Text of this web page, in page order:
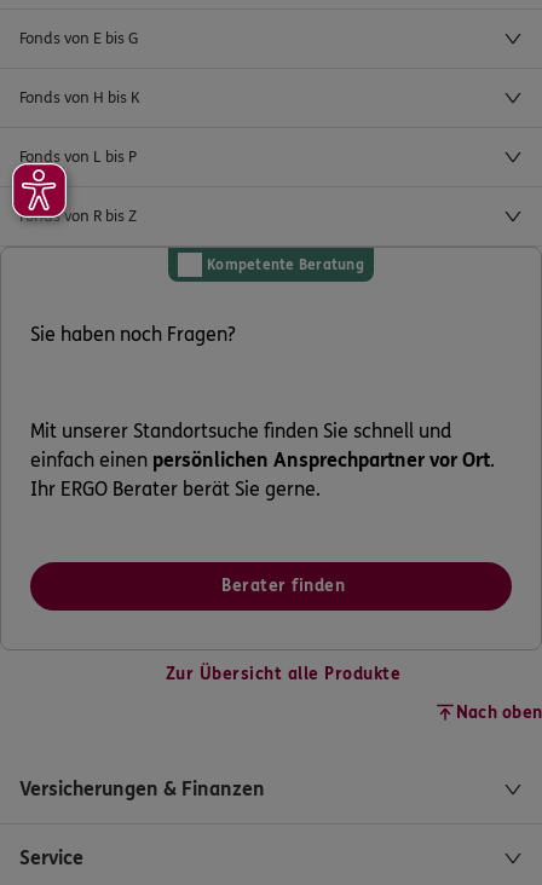
Fonds von E bis G
Fonds von H bis K
Fonds von L bis P
Fonds von R bis Z
Kompetente Beratung
Sie haben noch Fragen?
Mit unserer Standortsuche finden Sie schnell und
einfach einen persönlichen Ansprechpartner vor Ort.
Ihr ERGO Berater berät Sie gerne.
Berater finden
Zur Übersicht alle Produkte
Nach oben
Versicherungen & Finanzen
Service